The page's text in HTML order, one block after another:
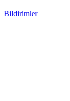
Bildirimler